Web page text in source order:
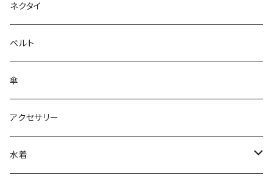
ネクタイ
ベルト
傘
アクセサリー
水着